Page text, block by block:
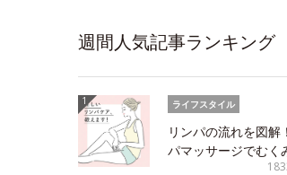
週間人気記事ランキング
ライフスタイル
リンパの流れを図解
パマッサージでむく